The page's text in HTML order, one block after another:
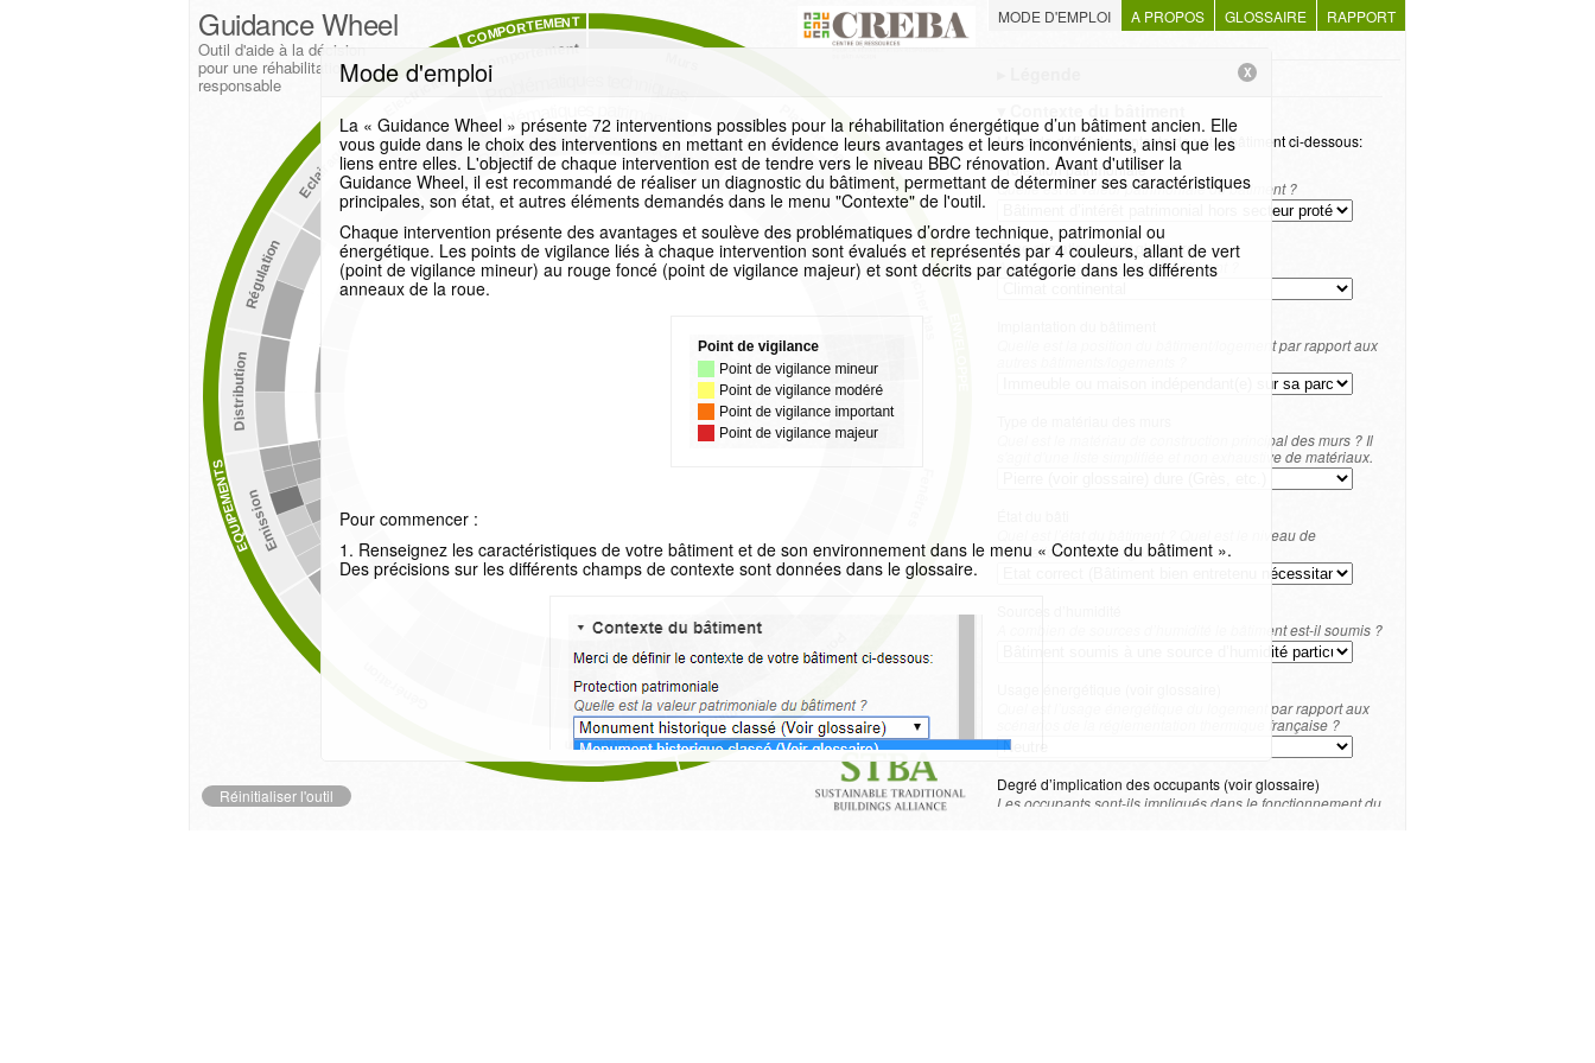
Merci de définir le contexte de votre bâtiment ci-dessous:
Protection patrimoniale
Quelle est la valeur patrimoniale du bâtiment ?
Zone climatique (voir glossaire)
A quel climat est soumis le bâtiment ?
Quelle est la position du bâtiment/logement par rapport aux
Quel est le matériau de construction principal des murs ? Il
s'agit d'une liste simplifiée et non exhaustive de matériaux.
Quel est l’état du bâtiment ? Quel est le niveau de
réparations à envisager ?
A combien de sources d’humidité le bâtiment est-il soumis ?
Quel est l’usage énergétique du logement par rapport aux
scénarios de la réglementation thermique française ?
Degré d’implication des occupants (voir glossaire)
Les occupants sont-ils impliqués dans le fonctionnement du
Plancher haut/toiture
Plancher bas
Portes
Cheminées
Ventilation
Emission
Distribution
Régulation
Eclairage
Electricité
Comportement
EQUIPEMENTS
COMPORTEMENT
Problématiques énergétiques
Problématiques patrimoniales
Problématiques techniques
Réinitialiser l'outil
Guidance Wheel
Outil d'aide à la décision
pour une réhabilitation
responsable
MODE D'EMPLOI A PROPOS GLOSSAIRE RAPPORT
X
Mode d'emploi
La « Guidance Wheel » présente 72 interventions possibles pour la réhabilitation énergétique d’un bâtiment ancien. Elle
vous guide dans le choix des interventions en mettant en évidence leurs avantages et leurs inconvénients, ainsi que les
liens entre elles. L'objectif de chaque intervention est de tendre vers le niveau BBC rénovation. Avant d'utiliser la
Guidance Wheel, il est recommandé de réaliser un diagnostic du bâtiment, permettant de déterminer ses caractéristiques
principales, son état, et autres éléments demandés dans le menu "Contexte" de l'outil.
Chaque intervention présente des avantages et soulève des problématiques d’ordre technique, patrimonial ou
énergétique. Les points de vigilance liés à chaque intervention sont évalués et représentés par 4 couleurs, allant de vert
(point de vigilance mineur) au rouge foncé (point de vigilance majeur) et sont décrits par catégorie dans les différents
anneaux de la roue.
Pour commencer :
1. Renseignez les caractéristiques de votre bâtiment et de son environnement dans le menu « Contexte du bâtiment ».
Des précisions sur les différents champs de contexte sont données dans le glossaire.